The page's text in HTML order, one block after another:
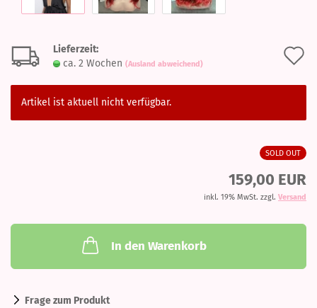
Lieferzeit:
ca. 2 Wochen (Ausland abweichend)
Artikel ist aktuell nicht verfügbar.
SOLD OUT
159,00 EUR
inkl. 19% MwSt. zzgl. Versand
In den Warenkorb
Frage zum Produkt